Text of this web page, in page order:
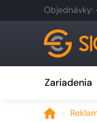
Objednávky:
Zariadenia